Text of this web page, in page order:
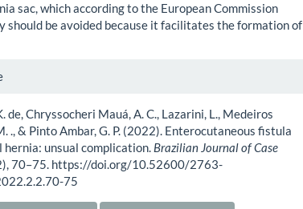
sac, which according to the European Commission
should be avoided because it facilitates the formation of
de, Chryssocheri Mauá, A. C., Lazarini, L., Medeiros
., & Pinto Ambar, G. P. (2022). Enterocutaneous fistula
hernia: unsual complication. Brazilian Journal of Case
70–75. https://doi.org/10.52600/2763-
75